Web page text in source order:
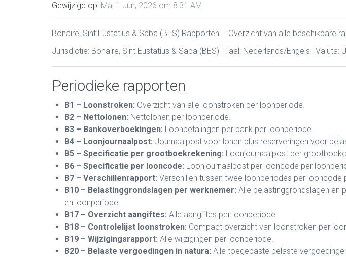
Gewijzigd op: Ma, 1 Jun, 2026 om 8:31 AM
Bonaire, Sint Eustatius & Saba (BES) Rapporten – Overzicht van alle beschikbare
Jurisdictie: Bonaire, Sint Eustatius & Saba (BES) | Taal: Nederlands/Engels | Valuta:
Periodieke rapporten
B1 – Loonstroken: Overzicht van alle loonstroken per loonperiode.
B2 – Nettolonen: Nettolonen per loonperiode.
B3 – Bankoverboekingen: Loonbetalingen per bank per loonperiode.
B4 – Loonjournaalpost: Journaalpost voor lonen plus reserveringen voor
B5 – Specificatie per grootboekrekening: Loonjournaalpost per
B6 – Specificatie per looncode: Loonjournaalpost per looncode per
B7 – Verschillenrapport: Verschillen tussen twee loonperiodes per looncode
B10 – Belastinggrondslagen per werknemer: Alle belastinggrondslagen en
en loonperiode.
B17 – Overzicht aangiftes: Alle aangiftes per loonperiode.
B18 – Controlelijst loonstroken: Compact overzicht van loonstroken per
B19 – Wijzigingsrapport: Alle wijzigingen per loonperiode.
B20 – Belaste vergoedingen in natura: Alle toegepaste belaste